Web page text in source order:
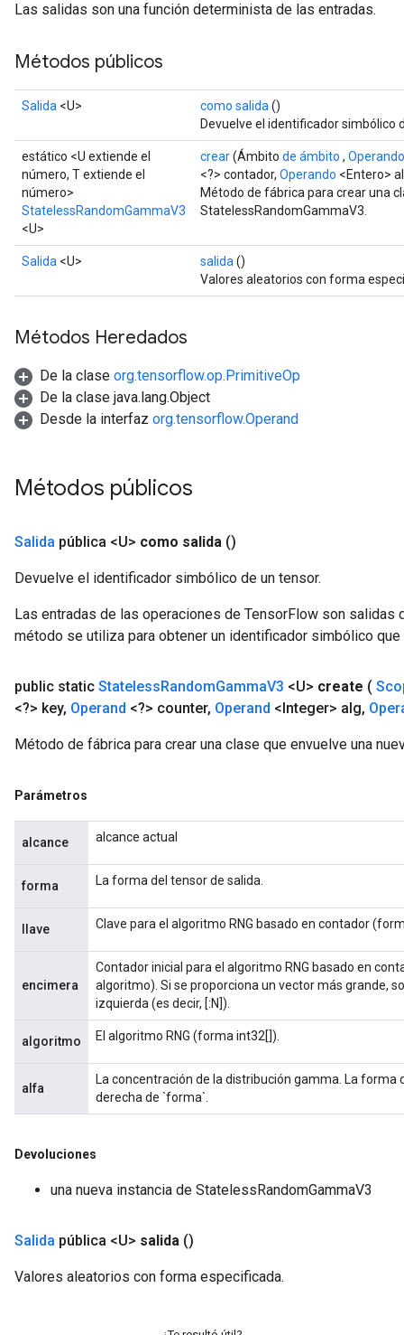
Las salidas son una función determinista de las entradas.
Métodos públicos
Salida <U> como salida ()
Devuelve el identificador simbólico
estático <U extiende el
número, T extiende el
número>
StatelessRandomGammaV3
<U>
crear(Ámbito de ámbito , Operando
<?> contador, Operando <Entero>
Método de fábrica para crear una
StatelessRandomGammaV3.
Salida <U> salida ()
Valores aleatorios con forma
Métodos Heredados
De la clase org.tensorflow.op.PrimitiveOp
De la clase java.lang.Object
Desde la interfaz org.tensorflow.Operand
Métodos públicos
Salida pública <U> como salida ()
Devuelve el identificador simbólico de un tensor.
Las entradas de las operaciones de TensorFlow son salidas
método se utiliza para obtener un identificador simbólico
public static StatelessRandomGammaV3 <U> create (
<?> key, Operand <?> counter, Operand <Integer> alg,
Método de fábrica para crear una clase que envuelve una
Parámetros
alcance alcance actual
forma La forma del tensor de salida.
llave Clave para el algoritmo RNG basado en contador
encimera
Contador inicial para el algoritmo RNG basado en
algoritmo). Si se proporciona un vector más grande,
izquierda (es decir, [:N]).
algoritmo El algoritmo RNG (forma int32[]).
alfa
La concentración de la distribución gamma. La forma
derecha de `forma`.
Devoluciones
una nueva instancia de StatelessRandomGammaV3
Salida pública <U> salida ()
Valores aleatorios con forma especificada.